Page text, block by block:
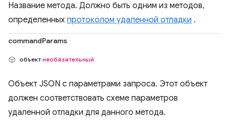
Название метода. Должно быть одним из методов,
определенных протоколом удаленной отладки .
commandParams
объект необязательный
Объект JSON с параметрами запроса. Этот объект
должен соответствовать схеме параметров
удаленной отладки для данного метода.